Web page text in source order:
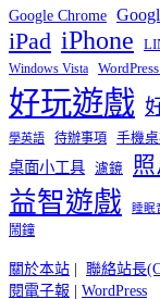
Google Chrome
iPad iPhone
Windows Vista
好玩遊戲
學英語 待辦事項 手機
桌面小工具 濾鏡
益智遊戲 睡眠
鬧鐘
關於本站 | 聯絡站長
閱電子報 | WordPress